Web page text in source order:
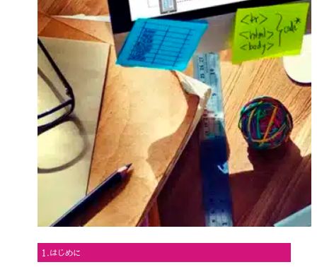
1.はじめに